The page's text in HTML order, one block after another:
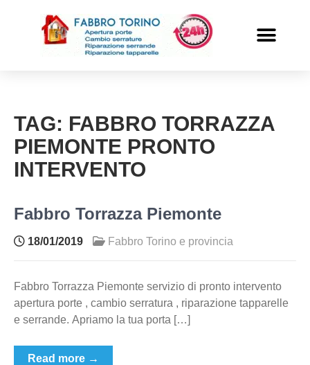
TAG: FABBRO TORRAZZA
PIEMONTE PRONTO
INTERVENTO
Fabbro Torrazza Piemonte
18/01/2019 Fabbro Torino e provincia
Fabbro Torrazza Piemonte servizio di pronto intervento
apertura porte , cambio serratura , riparazione tapparelle
e serrande. Apriamo la tua porta […]
Read more →